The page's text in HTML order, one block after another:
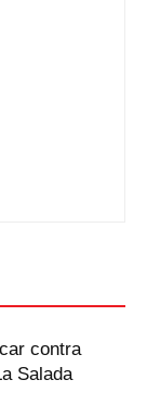
contra
Salada